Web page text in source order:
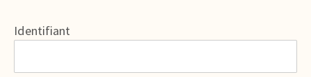
Identifiant